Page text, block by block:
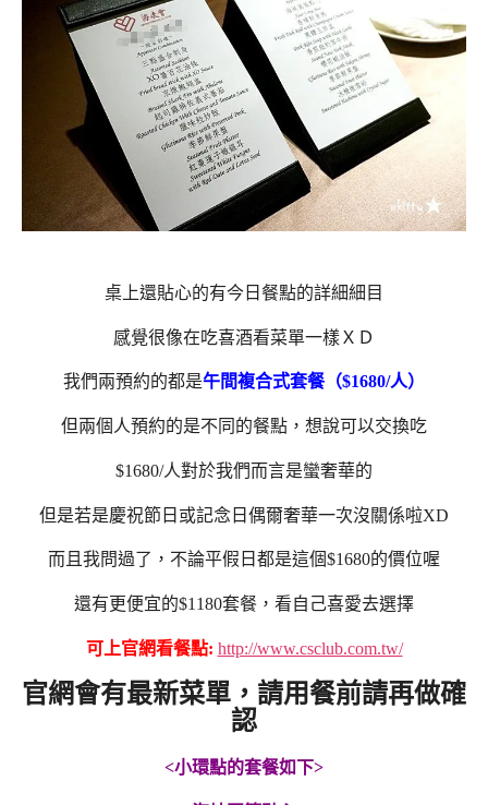
桌上還貼心的有今日餐點的詳細細目
感覺很像在吃喜酒看菜單一樣ＸＤ
我們兩預約的都是午間複合式套餐（$1680/人）
但兩個人預約的是不同的餐點，想說可以交換吃
$1680/人對於我們而言是蠻奢華的
但是若是慶祝節日或記念日偶爾奢華一次沒關係啦XD
而且我問過了，不論平假日都是這個$1680的價位喔
還有更便宜的$1180套餐，看自己喜愛去選擇
可上官網看餐點: http://www.csclub.com.tw/
官網會有最新菜單，請用餐前請再做確
認
<小環點的套餐如下>